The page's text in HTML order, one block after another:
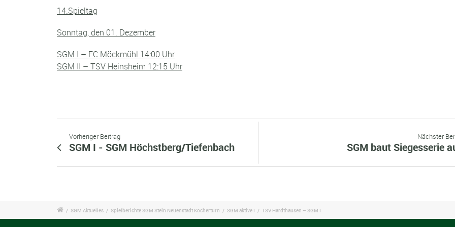
14.Spieltag
Sonntag, den 01. Dezember
SGM I – FC Möckmühl 14:00 Uhr
SGM II – TSV Heinsheim 12:15 Uhr
Vorheriger Beitrag
SGM I - SGM Höchstberg/Tiefenbach
Nächster
SGM baut Siegesserie
/ SGM Aktuelles / Spielberichte SGM Stein Neuenstadt Kochertürn / SGM aktive I / TSV Hardthausen – SGM I